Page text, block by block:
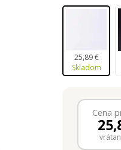
25,89 €
Skladom
Cena